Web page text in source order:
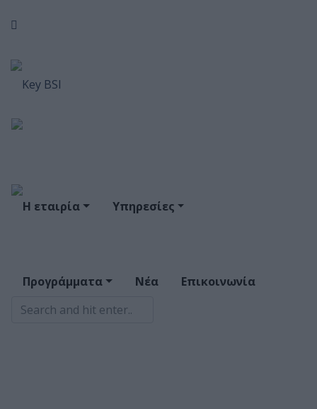
Η εταιρία Υπηρεσίες
Προγράμματα Νέα Επικοινωνία